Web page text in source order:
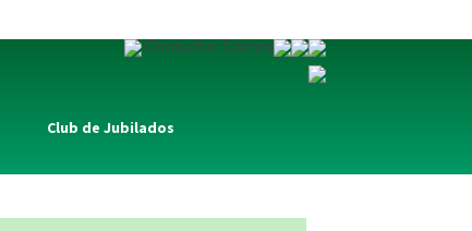
Consultar Correo
Club de Jubilados